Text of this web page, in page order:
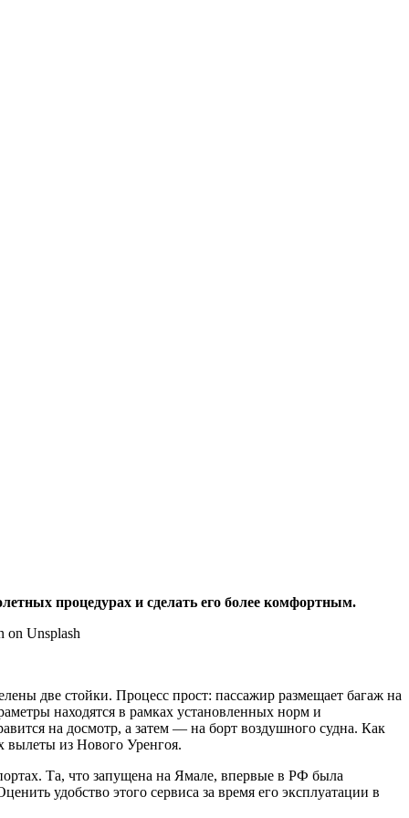
процедурах и сделать его более комфортным.
две стойки. Процесс прост: пассажир размещает багаж на
находятся в рамках установленных норм и
на досмотр, а затем — на борт воздушного судна. Как
вылеты из Нового Уренгоя.
Та, что запущена на Ямале, впервые в РФ была
удобство этого сервиса за время его эксплуатации в